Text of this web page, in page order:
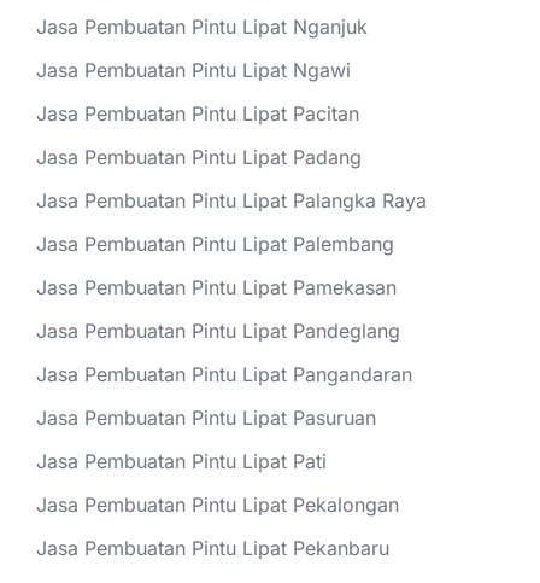
Jasa Pembuatan Pintu Lipat Nganjuk
Jasa Pembuatan Pintu Lipat Ngawi
Jasa Pembuatan Pintu Lipat Pacitan
Jasa Pembuatan Pintu Lipat Padang
Jasa Pembuatan Pintu Lipat Palangka Raya
Jasa Pembuatan Pintu Lipat Palembang
Jasa Pembuatan Pintu Lipat Pamekasan
Jasa Pembuatan Pintu Lipat Pandeglang
Jasa Pembuatan Pintu Lipat Pangandaran
Jasa Pembuatan Pintu Lipat Pasuruan
Jasa Pembuatan Pintu Lipat Pati
Jasa Pembuatan Pintu Lipat Pekalongan
Jasa Pembuatan Pintu Lipat Pekanbaru